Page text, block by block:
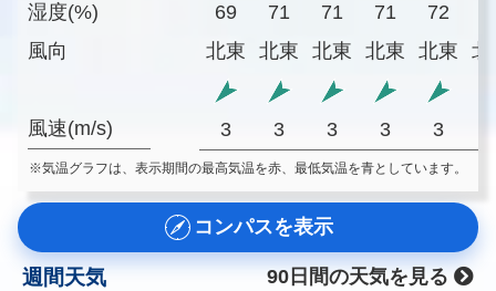
湿度(%)
風向
風速(m/s)
69
71 71 71 72
北東
北東 北東 北東 北東 北
3 3 3 3 3
※気温グラフは、表示期間の最高気温を赤、最低気温を青としています。
コンパスを表示
週間天気
90日間の天気を見る